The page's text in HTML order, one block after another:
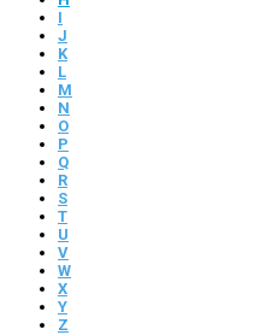
I
J
K
L
M
N
O
P
Q
R
S
T
U
V
W
X
Y
Z